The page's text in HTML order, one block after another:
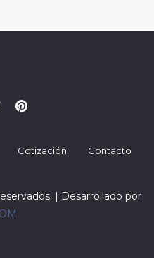
Cotización Contacto
| Desarrollado por